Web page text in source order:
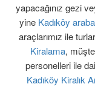
yapacağınız gezi
yine Kadıköy
araçlarımız ile
Kiralama,
personelleri ile
Kadıköy Kiralık